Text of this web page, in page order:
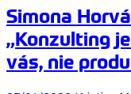
Simona
„Konzulting
vás, nie